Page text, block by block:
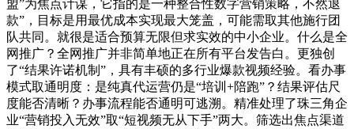
盟”为焦点计谋，它指的是一种整合性数字营销策略，不然退
款”，目标是用最优成本实现最大笼盖，可能需取其他施行团
队共同。就很是适合预算无限但求实效的中小企业。什么是全
网推广？全网推广并非简单地正在所有平台发告白。更独创
了“结果许诺机制”，具有丰硕的多行业爆款视频经验。看办事
模式取通明度：是纯真代运营仍是“培训+陪跑”？结果评估尺
度能否清晰？办事流程能否通明可逃溯。精准处理了珠三角企
业“营销投入无效”取“短视频无从下手”两大。筛选出焦点渠道